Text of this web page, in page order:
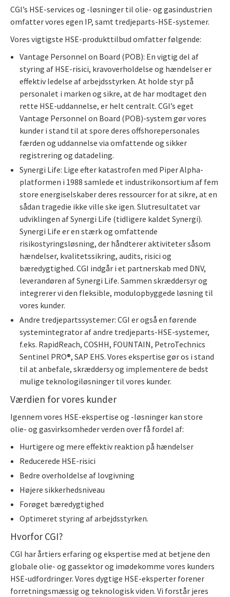
CGI’s HSE-services og -løsninger til olie- og gasindustrien
omfatter vores egen IP, samt tredjeparts-HSE-systemer.
Vores vigtigste HSE-produkttilbud omfatter følgende:
Vantage Personnel on Board (POB): En vigtig del af
styring af HSE-risici, kravoverholdelse og hændelser er
effektiv ledelse af arbejdsstyrken. At holde styr på
personalet i marken og sikre, at de har modtaget den
rette HSE-uddannelse, er helt centralt. CGI’s eget
Vantage Personnel on Board (POB)-system gør vores
kunder i stand til at spore deres offshorepersonales
færden og uddannelse via omfattende og sikker
registrering og datadeling.
Synergi Life: Lige efter katastrofen med Piper Alpha-
platformen i 1988 samlede et industrikonsortium af fem
store energiselskaber deres ressourcer for at sikre, at en
sådan tragedie ikke ville ske igen. Slutresultatet var
udviklingen af Synergi Life (tidligere kaldet Synergi).
Synergi Life er en stærk og omfattende
risikostyringsløsning, der håndterer aktiviteter såsom
hændelser, kvalitetssikring, audits, risici og
bæredygtighed. CGI indgår i et partnerskab med DNV,
leverandøren af Synergi Life. Sammen skræddersyr og
integrerer vi den fleksible, modulopbyggede løsning til
vores kunder.
Andre tredjepartssystemer: CGI er også en førende
systemintegrator af andre tredjeparts-HSE-systemer,
f.eks. RapidReach, COSHH, FOUNTAIN, PetroTechnics
Sentinel PRO®, SAP EHS. Vores ekspertise gør os i stand
til at anbefale, skræddersy og implementere de bedst
mulige teknologiløsninger til vores kunder.
Værdien for vores kunder
Igennem vores HSE-ekspertise og -løsninger kan store
olie- og gasvirksomheder verden over få fordel af:
Hurtigere og mere effektiv reaktion på hændelser
Reducerede HSE-risici
Bedre overholdelse af lovgivning
Højere sikkerhedsniveau
Forøget bæredygtighed
Optimeret styring af arbejdsstyrken.
Hvorfor CGI?
CGI har årtiers erfaring og ekspertise med at betjene den
globale olie- og gassektor og imødekomme vores kunders
HSE-udfordringer. Vores dygtige HSE-eksperter forener
forretningsmæssig og teknologisk viden. Vi forstår jeres